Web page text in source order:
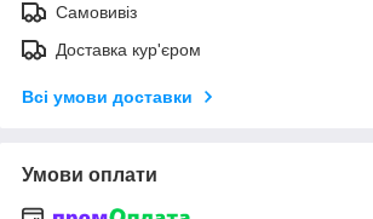
Самовивіз
Доставка кур'єром
Всі умови доставки
Умови оплати